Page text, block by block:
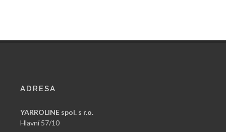
ADRESA
YARROLINE spol. s r.o.
Hlavní 57/10